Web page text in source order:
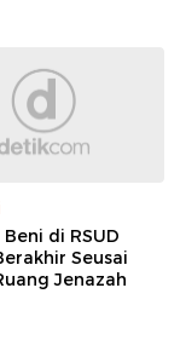
di RSUD
Seusai
Jenazah